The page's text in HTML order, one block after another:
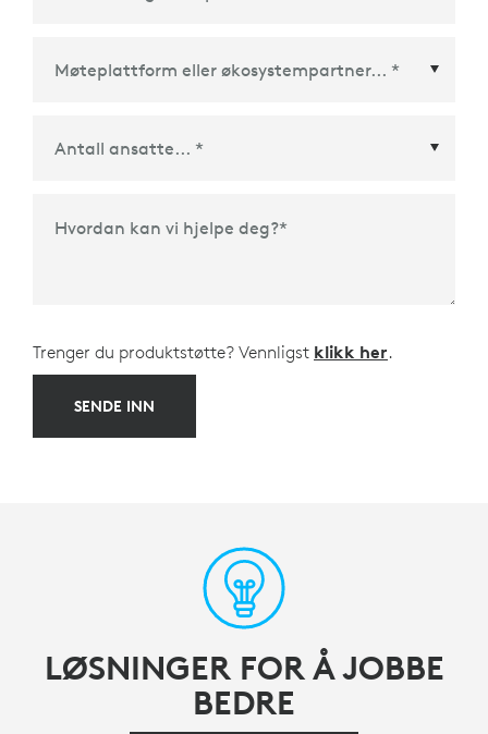
Hvordan kan vi hjelpe deg?*
Trenger du produktstøtte? Vennligst klikk her.
SENDE INN
LØSNINGER FOR Å JOBBE
BEDRE